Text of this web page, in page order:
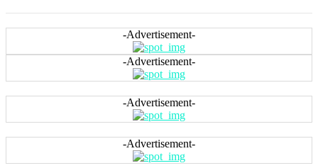
-Advertisement-
-Advertisement-
-Advertisement-
-Advertisement-